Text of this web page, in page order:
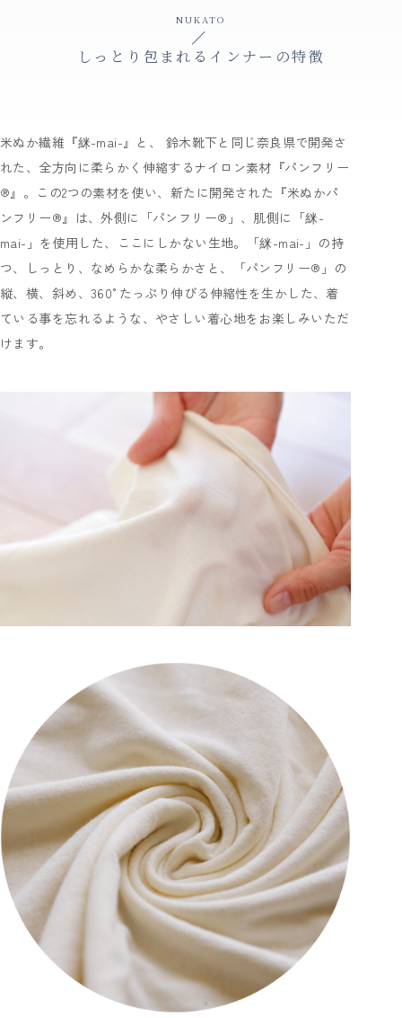
NUKATO
しっとり包まれるインナーの特徴
米ぬか繊維『䋛-mai-』と、 鈴木靴下と同じ奈良県で開発さ
れた、全方向に柔らかく伸縮するナイロン素材『パンフリー
®』。この2つの素材を使い、新たに開発された『米ぬかパ
ンフリー®』は、外側に「パンフリー®」、肌側に「䋛-
mai-」を使用した、ここにしかない生地。「䋛-mai-」の持
つ、しっとり、なめらかな柔らかさと、「パンフリー®」の
縦、横、斜め、360°たっぷり伸びる伸縮性を生かした、着
ている事を忘れるような、やさしい着心地をお楽しみいただ
けます。